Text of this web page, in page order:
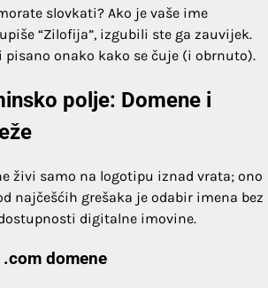
slovkati? Ako je vaše ime
“Zilofija”, izgubili ste ga zauvijek.
onako kako se čuje (i obrnuto).
polje: Domene i
živi samo na logotipu iznad vrata; ono
najčešćih grešaka je odabir imena bez
digitalne imovine.
.com domene